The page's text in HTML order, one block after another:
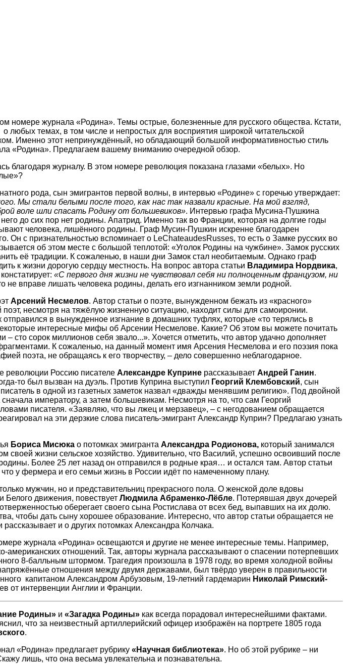
номере журнала «Родина». Темы острые, болезненные для русского общества. Кстати,
любых темах, в том числе и непростых для восприятия широкой читательской
Именно этот непринуждённый, но обладающий большой информативностью стиль
«Родина». Предлагаем вашему вниманию очередной обзор.
благодаря журналу. В этом номере революция показана глазами «белых». Но
рода, сын эмигрантов первой волны, в интервью «Родине» с горечью утверждает:
Мы стали белыми после того, как нас так назвали красные. На мой взгляд,
воле шли спасать Родину от большевиков». Интервью графа Мусина-Пушкина
до сих пор нет родины. Апатрид. Именно так во Франции, которая на долгие годы
человека, лишённого родины. Граф Мусин-Пушкин искренне благодарен
Он с признательностью вспоминает о LeChateaudesRusses, то есть о Замке русских во
об этом месте с большой теплотой: «Уголок Родины на чужбине». Замок русских
её традиции. К сожаленью, в наши дни Замок стал необитаемым. Однако граф
к жизни дорогую сердцу местность. На вопрос автора статьи Владимира Нордвика,
«С первого дня жизни не чувствовал себя ни полноценным французом, ни
не вправе лишать человека родины, делать его изгнанником земли родной.
Арсений Несмелов. Автор статьи о поэте, вынужденном бежать из «красного»
несмотря на тяжёлую жизненную ситуацию, находит силы для самоиронии.
в вынужденное изгнание в домашних туфлях, которые «то терялись в
интересные мифы об Арсении Несмелове. Какие? Об этом вы можете почитать
сто сорок миллионов себя звало...». Хочется отметить, что автор удачно дополняет
К сожаленью, на данный момент имя Арсения Несмелова и его поэзия пока
поэта, не обращаясь к его творчеству, – дело совершенно неблагодарное.
революции Россию писателе Александре Куприне рассказывает Андрей Ганин.
то был вызван на дуэль. Против Куприна выступил Георгий Клембовский, сын
писатель в одной из газетных заметок назвал «дважды менявшим религию». Под двойной
императору, а затем большевикам. Несмотря на то, что сам Георгий
писателя. «Заявляю, что вы лжец и мерзавец», – с негодованием обращается
на эти дерзкие слова писатель-эмигрант Александр Куприн? Предлагаю узнать
Бориса Мисюка о потомках эмигранта Александра Родионова, который занимался
жизни сельское хозяйство. Удивительно, что Василий, успешно освоивший после
Более 25 лет назад он отправился в родные края… и остался там. Автор статьи
что у фермера и его семьи жизнь в России идёт по намеченному плану.
мужчин, но и представительниц прекрасного пола. О женской доле вдовы
Белого движения, повествует Людмила Абраменко-Лёбле. Потерявшая двух дочерей
оберегает своего сына Ростислава от всех бед, выпавших на их долю.
чтобы дать сыну хорошее образование. Интересно, что автор статьи обращается не
и о других потомках Александра Колчака.
журнала «Родина» освещаются и другие не менее интересные темы. Например,
американских отношений. Так, авторы журнала рассказывают о спасении потерпевших
8-балльным штормом. Трагедия произошла в 1978 году, во время холодной войны
отношения между двумя державами, был твёрдо уверен в правильности
капитаном Александром Арбузовым, 19-летний гардемарин Николай Римский-
от интервенции Англии и Франции.
Родины» и «Загадка Родины» как всегда порадовал интереснейшими фактами.
что за неизвестный артиллерийский офицер изображён на портрете 1805 года
.
«Родина» предлагает рубрику «Научная библиотека». Но об этой рубрике – ни
лишь, что она весьма увлекательна и познавательна.